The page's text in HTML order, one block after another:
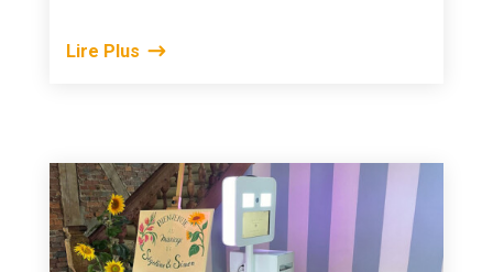
Lire Plus